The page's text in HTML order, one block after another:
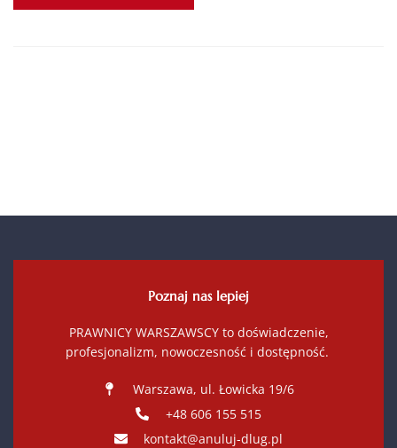
Poznaj nas lepiej
PRAWNICY WARSZAWSCY to doświadczenie,
profesjonalizm, nowoczesność i dostępność.
Warszawa, ul. Łowicka 19/6
+48 606 155 515
kontakt@anuluj-dlug.pl